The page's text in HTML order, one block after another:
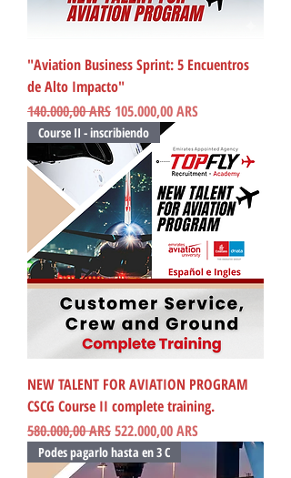
"Aviation Business Sprint: 5 Encuentros
de Alto Impacto"
Precio
140.000,00 ARS Precio de oferta
105.000,00 ARS
Course II - inscribiendo
NEW TALENT FOR AVIATION PROGRAM
CSCG Course II complete training.
Precio
580.000,00 ARSPrecio de oferta
522.000,00 ARS
Podes pagarlo hasta en 3 C